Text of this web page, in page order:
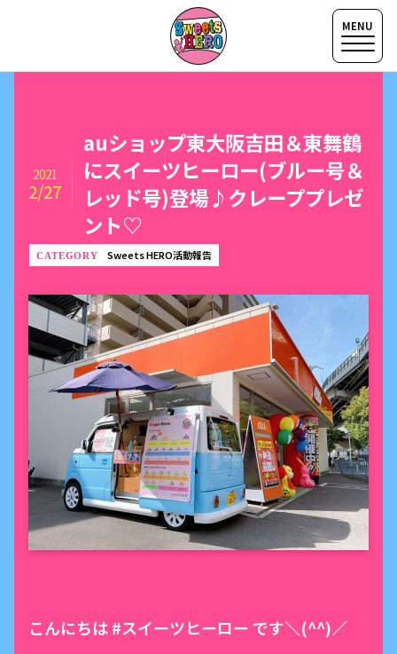
auショップ東大阪吉田＆東舞鶴
にスイーツヒーロー(ブルー号＆
レッド号)登場♪クレーププレゼ
ント♡
2021
2/27
Sweets HERO活動報告
こんにちは #スイーツヒーロー です＼(^^)／